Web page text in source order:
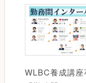
WLBC養成講